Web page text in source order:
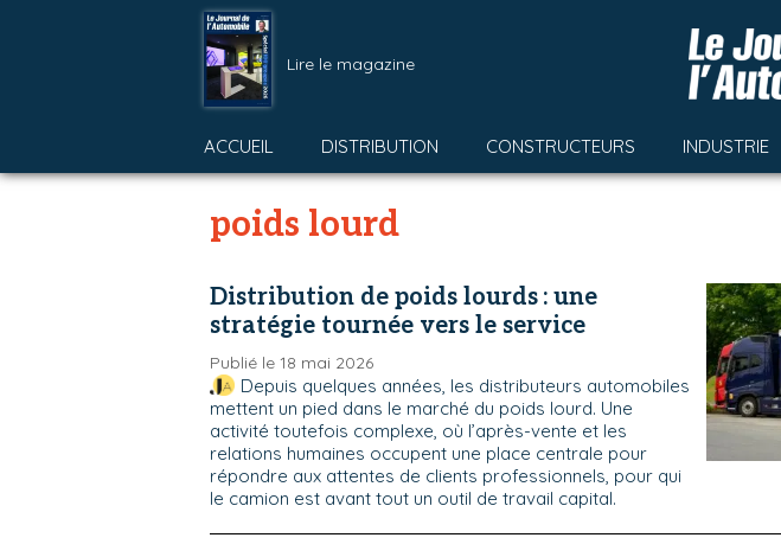
Lire le magazine
ACCUEIL DISTRIBUTION CONSTRUCTEURS INDUSTRIE
poids lourd
Distribution de poids lourds : une
stratégie tournée vers le service
Publié le 18 mai 2026
Depuis quelques années, les distributeurs automobiles
mettent un pied dans le marché du poids lourd. Une
activité toutefois complexe, où l’après-vente et les
relations humaines occupent une place centrale pour
répondre aux attentes de clients professionnels, pour qui
le camion est avant tout un outil de travail capital.